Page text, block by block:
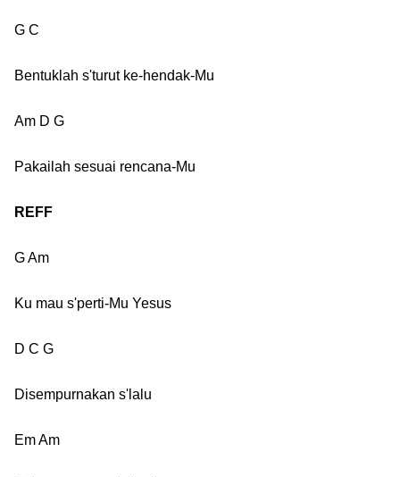
G C
Bentuklah s'turut ke-hendak-Mu
Am D G
Pakailah sesuai rencana-Mu
REFF
G Am
Ku mau s'perti-Mu Yesus
D C G
Disempurnakan s'lalu
Em Am